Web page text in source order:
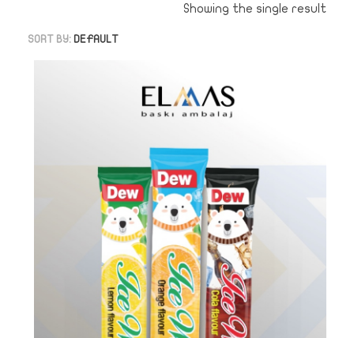
Showing the single result
SORT BY: DEFAULT